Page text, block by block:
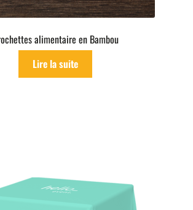
alimentaire en Bambou
Lire la suite